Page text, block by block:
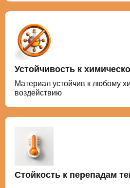
Устойчивость к
Материал устойчив к любому
воздействию
Стойкость к перепадам